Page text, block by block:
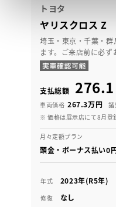
トヨタ
ヤリスクロス Z
埼玉・東京・千葉・
ます。ご来店前に必ず
支払総額 276.1
車両価格 267.3万円 諸
※ 価格は展示店にて8月登
月々定額プラン
頭金・ボーナス払い
年式 2023年(R5年)
修復 なし